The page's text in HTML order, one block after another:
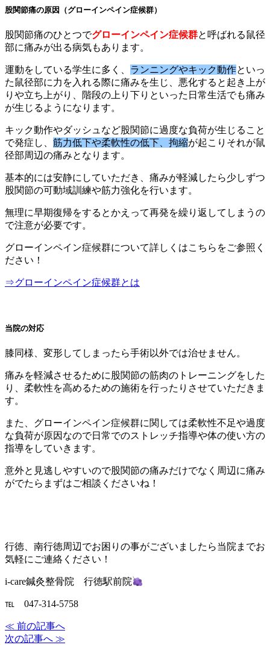
股関節痛の原因（グローインペイン症候群）
股関節痛のひとつでグローインペイン症候群と呼ばれる鼠径
部に痛みが出る病気もあります。
運動をしている学生に多く、 ランニングやキック動作といっ
た鼠径部に力を入れる際に痛みを生じ、悪化すると起き上が
りや立ち上がり、階段の上り下りといった日常生活でも痛み
が生じるようになります。
キック動作やダッシュなど股関節に過度な負荷が生じること
で発症し、 筋力低下や柔軟性の低下、拘縮が起こりそれが鼠
径部周辺の痛みとなります。
基本的には安静にしていただき、痛みが軽減したら少しずつ
股関節の可動域訓練や筋力強化を行います。
無理に早期復帰をするとかえって再発を繰り返してしまうの
で注意が必要です。
グローインペイン症候群について詳しくはこちらをご参照く
ださい！
⇒グローインペイン症候群とは
当院の対応
膝同様、変形してしまったら手術以外では治せません。
痛みを軽減させるために股関節の筋肉のトレーニングをした
り、柔軟性を高めるための施術を行ったりさせていただきま
す。
また、グローインペイン症候群に関しては柔軟性不足や過度
な負荷が原因なので日常でのストレッチ指導や体の使い方の
指導をしていきます。
意外と見逃しやすいので股関節の痛みだけでなく周辺に痛み
がでたらまずはご相談くださいね！
行徳、南行徳周辺でお困りの事がございましたら当院までお
気軽にご連絡ください！
i-care鍼灸整骨院 行徳駅前院
℡ 047-314-5758
≪ 前の記事へ
次の記事へ ≫